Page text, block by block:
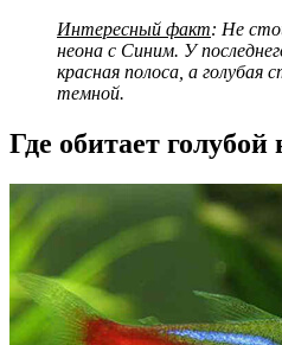
Интересный факт: Не
неона с Синим. У
красная полоса, а голубая
темной.
Где обитает голубой